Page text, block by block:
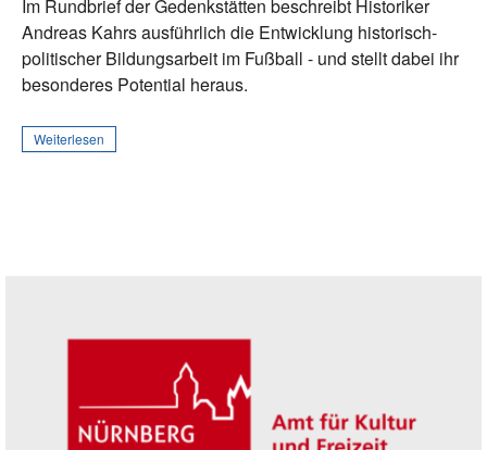
Im Rundbrief der Gedenkstätten beschreibt Historiker
Andreas Kahrs ausführlich die Entwicklung historisch-
politischer Bildungsarbeit im Fußball - und stellt dabei ihr
besonderes Potential heraus.
Weiterlesen